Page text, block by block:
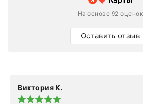
На основе 92 оценок
Оставить отзыв
Виктория К.